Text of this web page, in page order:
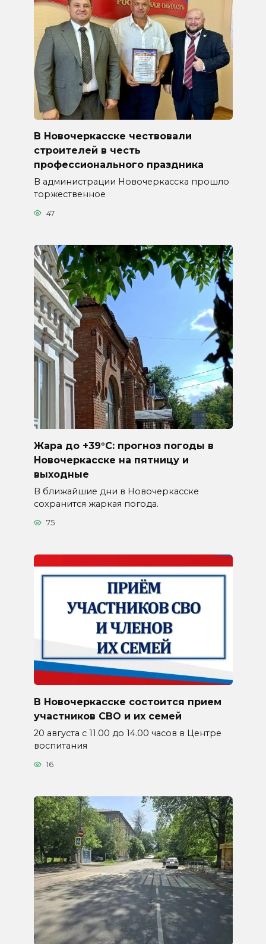
В Новочеркасске чествовали
строителей в честь
профессионального праздника
В администрации Новочеркасска прошло
торжественное
47
Жара до +39°C: прогноз погоды в
Новочеркасске на пятницу и
выходные
В ближайшие дни в Новочеркасске
сохранится жаркая погода.
75
В Новочеркасске состоится прием
участников СВО и их семей
20 августа с 11.00 до 14.00 часов в Центре
воспитания
16